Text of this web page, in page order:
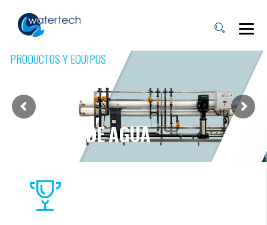
PRODUCTOS Y EQUIPOS
PROCESO DE AGUA
MÁS INFORMACIÓN